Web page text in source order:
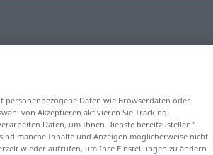
Daten wie Browserdaten oder
von Akzeptieren aktivieren Sie Tracking-
Daten, um Ihnen Dienste bereitzustellen“
manche Inhalte und Anzeigen möglicherweise nicht
wieder aufrufen, um Ihre Einstellungen zu ändern